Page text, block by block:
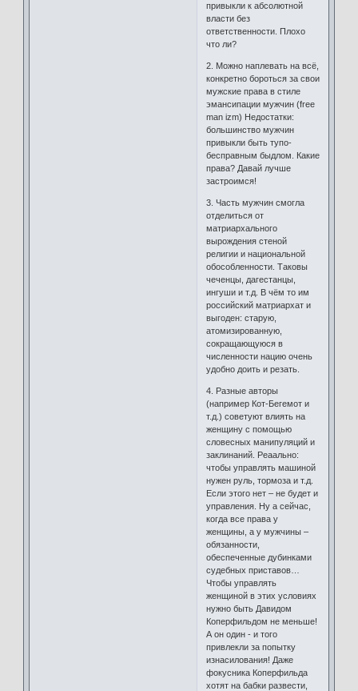
привыкли к абсолютной
власти без
ответственности. Плохо
что ли?
2. Можно наплевать на всё,
конкретно бороться за свои
мужские права в стиле
эмансипации мужчин (free
man izm) Недостатки:
большинство мужчин
привыкли быть тупо-
бесправным быдлом. Какие
права? Давай лучше
застроимся!
3. Часть мужчин смогла
отделиться от
матриархального
вырождения стеной
религии и национальной
обособленности. Таковы
чеченцы, дагестанцы,
ингуши и т.д. В чём то им
российский матриархат и
выгоден: старую,
атомизированную,
сокращающуюся в
численности нацию очень
удобно доить и резать.
4. Разные авторы
(например Кот-Бегемот и
т.д.) советуют влиять на
женщину с помощью
словесных манипуляций и
заклинаний. Реаально:
чтобы управлять машиной
нужен руль, тормоза и т.д.
Если этого нет – не будет и
управления. Ну а сейчас,
когда все права у
женщины, а у мужчины –
обязанности,
обеспеченные дубинками
судебных приставов…
Чтобы управлять
женщиной в этих условиях
нужно быть Давидом
Коперфильдом не меньше!
А он один - и того
привлекли за попытку
изнасилования! Даже
фокусника Коперфильда
хотят на бабки развести,